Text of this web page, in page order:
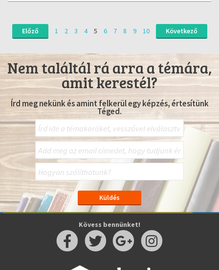
Előző 1 2 3 4 5 6 7 8 9 10 Következő
Nem találtál rá arra a témára,
amit kerestél?
Írd meg nekünk és amint felkerül egy képzés, értesítünk
Téged.
Kövess bennünket!